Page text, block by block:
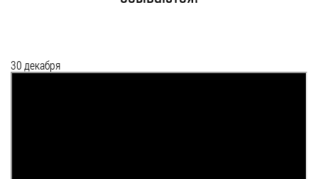
30 декабря